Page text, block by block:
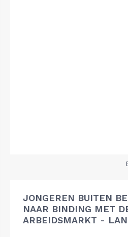
JONGEREN BUITEN
NAAR BINDING MET
ARBEIDSMARKT -